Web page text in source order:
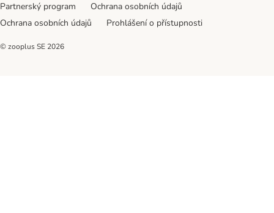
Partnerský program
Ochrana osobních údajů
Ochrana osobních údajů
Prohlášení o přístupnosti
© zooplus SE 2026